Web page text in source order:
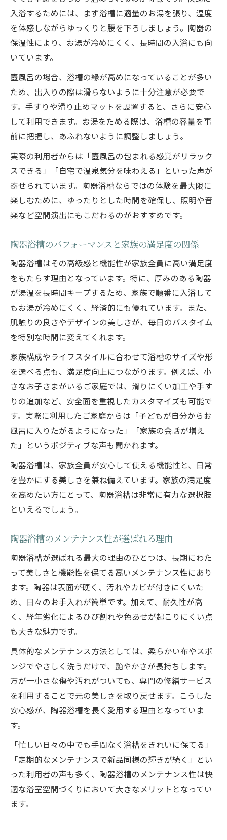
入浴するためには、まず浴槽に適量のお湯を張り、温度
を体感しながらゆっくりと腰を下ろしましょう。陶器の
保温性により、お湯が冷めにくく、長時間の入浴にも向
いています。
壺風呂の場合、浴槽の縁が高めになっていることが多い
ため、出入りの際は滑らないように十分注意が必要で
す。手すりや滑り止めマットを設置すると、さらに安心
して利用できます。お湯をためる際は、浴槽の容量を事
前に把握し、あふれないように調整しましょう。
実際の利用者からは「壺風呂の包まれる感覚がリラック
スできる」「自宅で温泉気分を味わえる」といった声が
寄せられています。陶器浴槽ならではの体験を最大限に
楽しむために、ゆったりとした時間を確保し、照明や音
楽など空間演出にもこだわるのがおすすめです。
陶器浴槽のパフォーマンスと家族の満足度の関係
陶器浴槽はその高級感と機能性が家族全員に高い満足度
をもたらす理由となっています。特に、厚みのある陶器
が湯温を長時間キープするため、家族で順番に入浴して
もお湯が冷めにくく、経済的にも優れています。また、
肌触りの良さやデザインの美しさが、毎日のバスタイム
を特別な時間に変えてくれます。
家族構成やライフスタイルに合わせて浴槽のサイズや形
を選べる点も、満足度向上につながります。例えば、小
さなお子さまがいるご家庭では、滑りにくい加工や手す
りの追加など、安全面を重視したカスタマイズも可能で
す。実際に利用したご家庭からは「子どもが自分からお
風呂に入りたがるようになった」「家族の会話が増え
た」というポジティブな声も聞かれます。
陶器浴槽は、家族全員が安心して使える機能性と、日常
を豊かにする美しさを兼ね備えています。家族の満足度
を高めたい方にとって、陶器浴槽は非常に有力な選択肢
といえるでしょう。
陶器浴槽のメンテナンス性が選ばれる理由
陶器浴槽が選ばれる最大の理由のひとつは、長期にわた
って美しさと機能性を保てる高いメンテナンス性にあり
ます。陶器は表面が硬く、汚れやカビが付きにくいた
め、日々のお手入れが簡単です。加えて、耐久性が高
く、経年劣化によるひび割れや色あせが起こりにくい点
も大きな魅力です。
具体的なメンテナンス方法としては、柔らかい布やスポ
ンジでやさしく洗うだけで、艶やかさが長持ちします。
万が一小さな傷や汚れがついても、専門の修繕サービス
を利用することで元の美しさを取り戻せます。こうした
安心感が、陶器浴槽を長く愛用する理由となっていま
す。
「忙しい日々の中でも手間なく浴槽をきれいに保てる」
「定期的なメンテナンスで新品同様の輝きが続く」とい
った利用者の声も多く、陶器浴槽のメンテナンス性は快
適な浴室空間づくりにおいて大きなメリットとなってい
ます。